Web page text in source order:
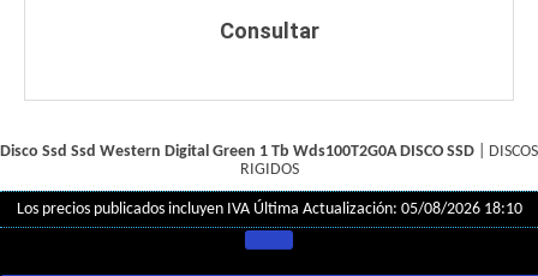
Consultar
Disco Ssd Ssd Western Digital Green 1 Tb Wds100T2G0A DISCO SSD
DISCOS
RIGIDOS
Los precios publicados incluyen IVA Última Actualización: 05/08/2026 18:10